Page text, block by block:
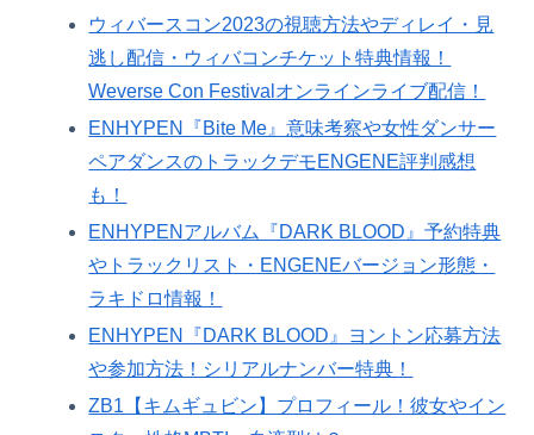
ウィバースコン2023の視聴方法やディレイ・見
逃し配信・ウィバコンチケット特典情報！
Weverse Con Festivalオンラインライブ配信！
ENHYPEN『Bite Me』意味考察や女性ダンサー
ペアダンスのトラックデモENGENE評判感想
も！
ENHYPENアルバム『DARK BLOOD』予約特典
やトラックリスト・ENGENEバージョン形態・
ラキドロ情報！
ENHYPEN『DARK BLOOD』ヨントン応募方法
や参加方法！シリアルナンバー特典！
ZB1【キムギュビン】プロフィール！彼女やイン